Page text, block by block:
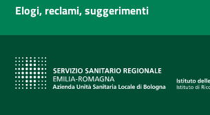
Elogi, reclami, suggerimenti